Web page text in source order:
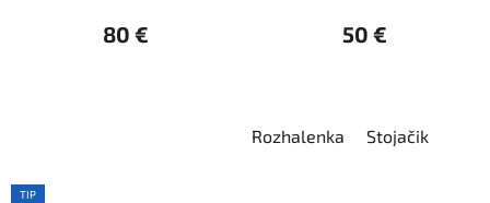
80 € 50 €
Rozhalenka Stojačik
TIP